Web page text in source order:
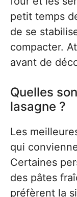
petit temps
de se
compacter.
avant de
Quelles
lasagne ?
Les
qui
Certaines
des pâtes
préfèrent la